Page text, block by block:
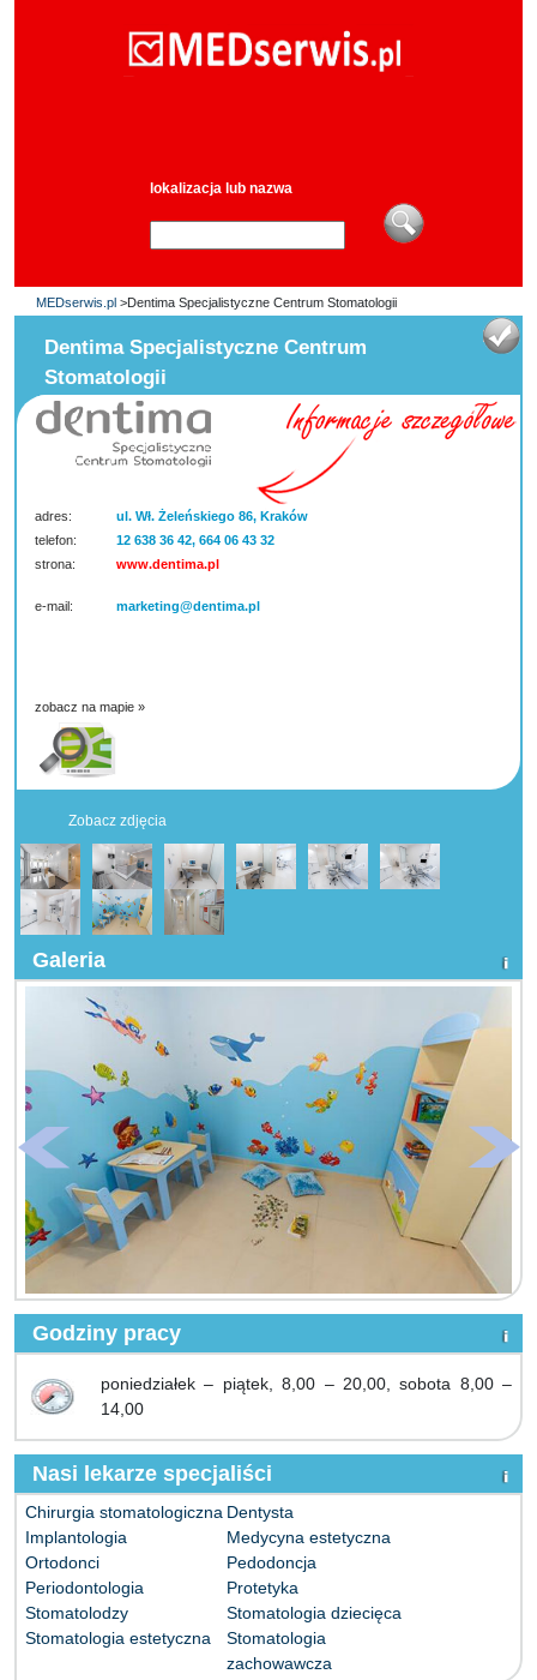
lokalizacja lub nazwa
MEDserwis.pl >Dentima Specjalistyczne Centrum Stomatologii
Dentima Specjalistyczne Centrum
Stomatologii
adres:
ul. Wł. Żeleńskiego 86, Kraków
telefon:
12 638 36 42, 664 06 43 32
strona:
www.dentima.pl
e-mail: marketing@dentima.pl
zobacz na mapie »
Zobacz zdjęcia
Galeria
Godziny pracy
poniedziałek – piątek, 8,00 – 20,00, sobota 8,00 –
14,00
Nasi lekarze specjaliści
Chirurgia stomatologiczna Dentysta
Implantologia
Medycyna estetyczna
Ortodonci
Pedodoncja
Periodontologia
Protetyka
Stomatolodzy
Stomatologia dziecięca
Stomatologia estetyczna
Stomatologia
zachowawcza